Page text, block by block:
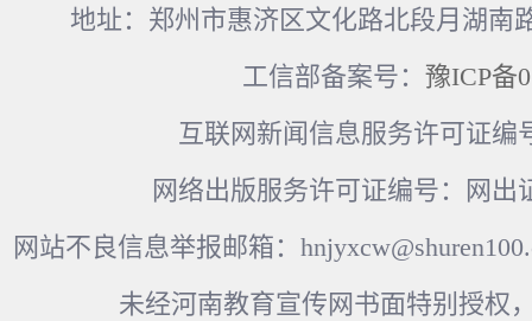
地址：郑州市惠济区文化路北段月湖南
工信部备案号： 豫ICP备
互联网新闻信息服务许可证编
网络出版服务许可证编号：网出
网站不良信息举报邮箱：
未经河南教育宣传网书面特别授权